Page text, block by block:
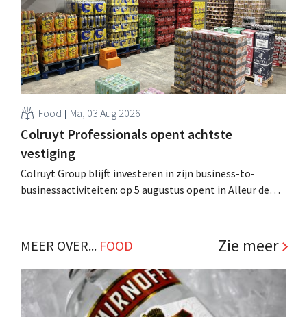
Food Ma, 03 Aug 2026
Colruyt Professionals opent achtste
vestiging
Colruyt Group blijft investeren in zijn business-to-
businessactiviteiten: op 5 augustus opent in Alleur de
klanten. .
MEER OVER... FOOD Zie meer